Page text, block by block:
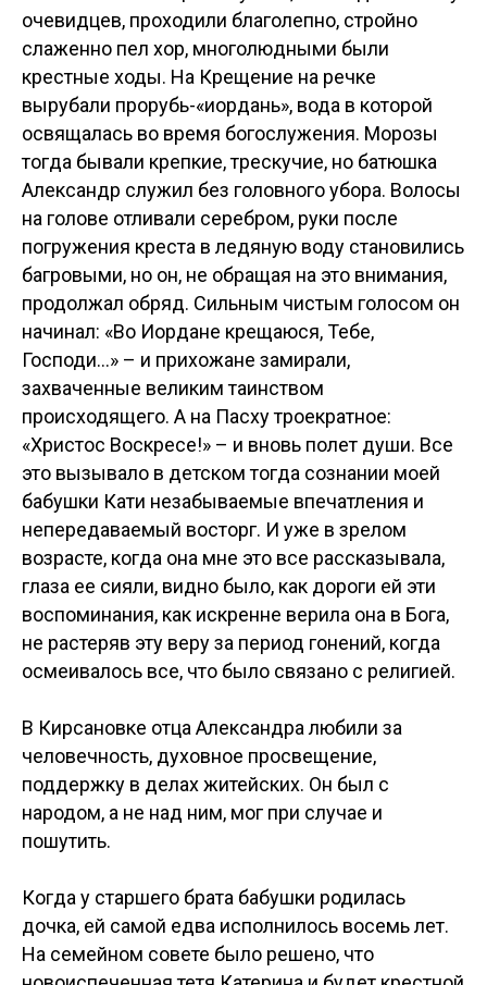
очевидцев, проходили благолепно, стройно
слаженно пел хор, многолюдными были
крестные ходы. На Крещение на речке
вырубали прорубь-«иордань», вода в которой
освящалась во время богослужения. Морозы
тогда бывали крепкие, трескучие, но батюшка
Александр служил без головного убора. Волосы
на голове отливали серебром, руки после
погружения креста в ледяную воду становились
багровыми, но он, не обращая на это внимания,
продолжал обряд. Сильным чистым голосом он
начинал: «Во Иордане крещаюся, Тебе,
Господи...» – и прихожане замирали,
захваченные великим таинством
происходящего. А на Пасху троекратное:
«Христос Воскресе!» – и вновь полет души. Все
это вызывало в детском тогда сознании моей
бабушки Кати незабываемые впечатления и
непередаваемый восторг. И уже в зрелом
возрасте, когда она мне это все рассказывала,
глаза ее сияли, видно было, как дороги ей эти
воспоминания, как искренне верила она в Бога,
не растеряв эту веру за период гонений, когда
осмеивалось все, что было связано с религией.
В Кирсановке отца Александра любили за
человечность, духовное просвещение,
поддержку в делах житейских. Он был с
народом, а не над ним, мог при случае и
пошутить.
Когда у старшего брата бабушки родилась
дочка, ей самой едва исполнилось восемь лет.
На семейном совете было решено, что